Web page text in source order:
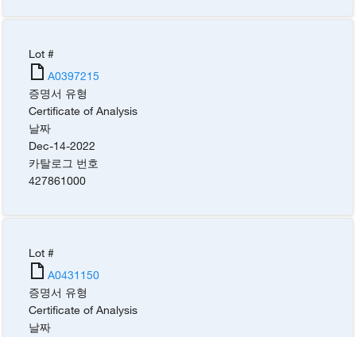
Lot #
A0397215
증명서 유형
Certificate of Analysis
날짜
Dec-14-2022
카탈로그 번호
427861000
Lot #
A0431150
증명서 유형
Certificate of Analysis
날짜